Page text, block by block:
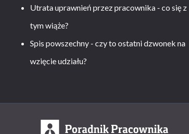
Utrata uprawnień przez pracownika - co się z
tym wiąże?
Spis powszechny - czy to ostatni dzwonek na
wzięcie udziału?